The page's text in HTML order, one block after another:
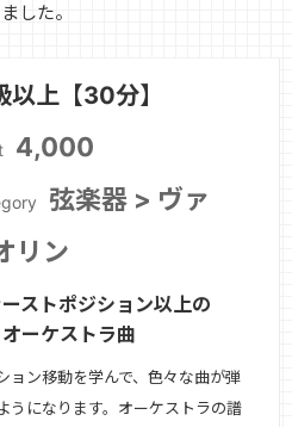
した。
以上【30分】
4,000
弦楽器 > ヴァ
リン
ストポジション以上の
ーケストラ曲
ョン移動を学んで、色々な曲が弾
うになります。オーケストラの譜